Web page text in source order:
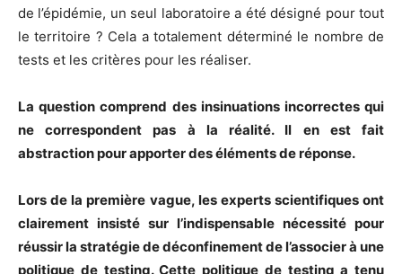
de l’épidémie, un seul laboratoire a été désigné pour tout
le territoire ? Cela a totalement déterminé le nombre de
tests et les critères pour les réaliser.
La question comprend des insinuations incorrectes qui
ne correspondent pas à la réalité. Il en est fait
abstraction pour apporter des éléments de réponse.
Lors de la première vague, les experts scientifiques ont
clairement insisté sur l’indispensable nécessité pour
réussir la stratégie de déconfinement de l’associer à une
politique de testing. Cette politique de testing a tenu